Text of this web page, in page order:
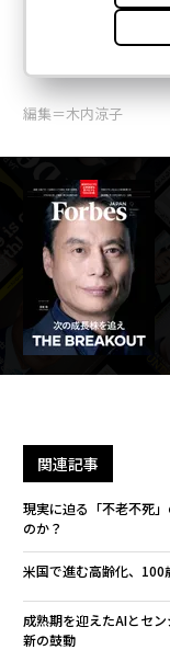
編集＝木内涼子
関連記事
現実に迫る「不老不死
のか？
米国で進む高齢化、100
成熟期を迎えたAIとセ
新の鼓動